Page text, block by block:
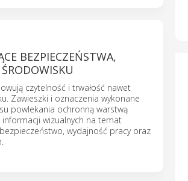
BEZPIECZEŃSTWA,
czytelność i trwałość nawet
Zawieszki i oznaczenia wykonane
powlekania ochronną warstwą
wizualnych na temat
wydajność pracy oraz